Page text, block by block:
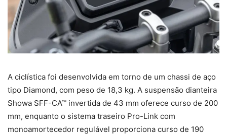
A ciclística foi desenvolvida em torno de um chassi de aço
tipo Diamond, com peso de 18,3 kg. A suspensão dianteira
Showa SFF-CA™ invertida de 43 mm oferece curso de 200
mm, enquanto o sistema traseiro Pro-Link com
monoamortecedor regulável proporciona curso de 190